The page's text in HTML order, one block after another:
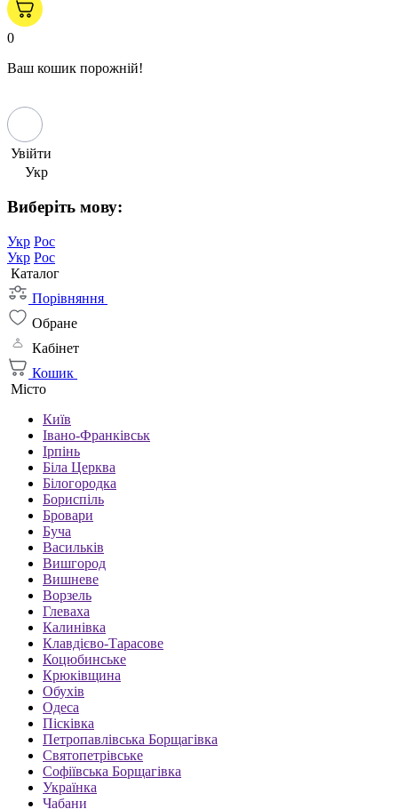
0
Ваш кошик порожній!
Увійти
Укр
Виберіть мову:
Укр Рос
Укр Рос
Каталог
Порівняння
Обране
Кабінет
Кошик
Місто
Київ
Івано-Франківськ
Ірпінь
Біла Церква
Білогородка
Бориспіль
Бровари
Буча
Васильків
Вишгород
Вишневе
Ворзель
Глеваха
Калинівка
Клавдієво-Тарасове
Коцюбинське
Крюківщина
Обухів
Одеса
Пісківка
Петропавлівська Борщагівка
Святопетрівське
Софіївська Борщагівка
Українка
Чабани